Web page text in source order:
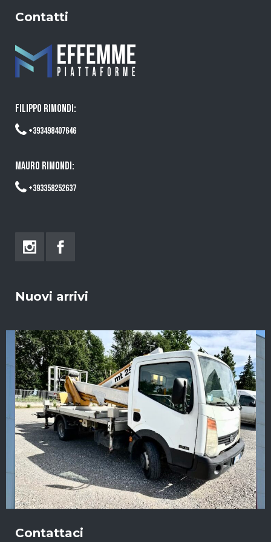
Contatti
FILIPPO RIMONDI:
+393498407646
MAURO RIMONDI:
+393358252637
Nuovi arrivi
Contattaci